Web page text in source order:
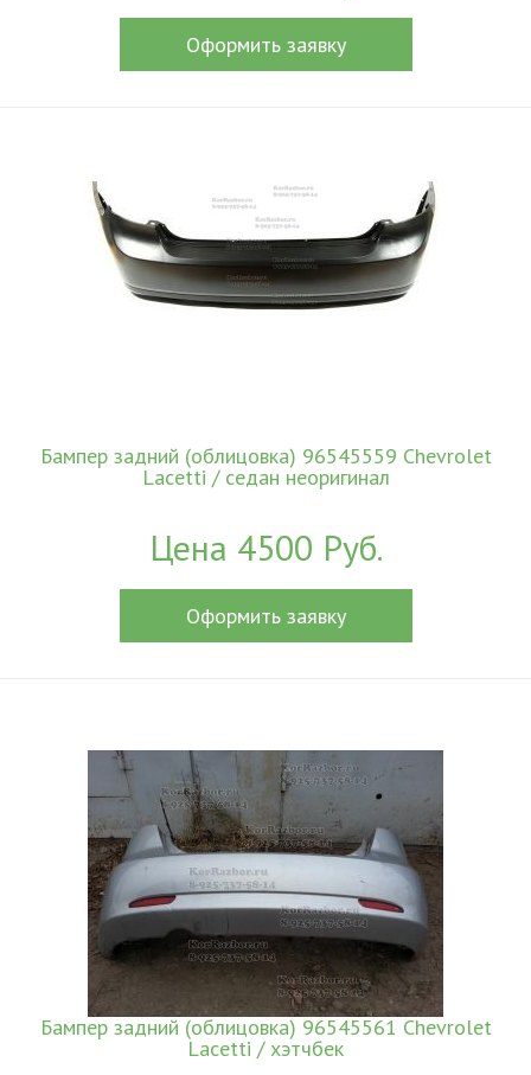
Оформить заявку
Бампер задний (облицовка) 96545559 Chevrolet
Lacetti / седан неоригинал
Цена 4500 Руб.
Оформить заявку
Бампер задний (облицовка) 96545561 Chevrolet
Lacetti / хэтчбек